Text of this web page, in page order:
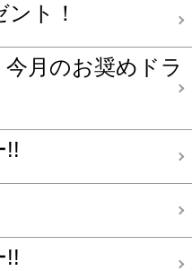
ト！
今月のお奨めドラ
!!
!!